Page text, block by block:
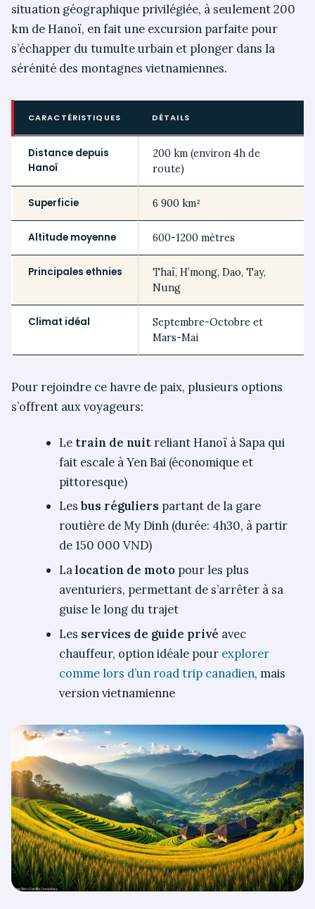
situation géographique privilégiée, à seulement 200
km de Hanoï, en fait une excursion parfaite pour
s’échapper du tumulte urbain et plonger dans la
sérénité des montagnes vietnamiennes.
CARACTÉRISTIQUES DÉTAILS
Distance depuis
Hanoï
200 km (environ 4h de
route)
Superficie 6 900 km²
Altitude moyenne 600-1200 mètres
Principales ethnies
Thaï, H’mong, Dao, Tay,
Nung
Climat idéal
Septembre-Octobre et
Mars-Mai
Pour rejoindre ce havre de paix, plusieurs options
s’offrent aux voyageurs:
Le train de nuit reliant Hanoï à Sapa qui
fait escale à Yen Bai (économique et
pittoresque)
Lesbus réguliers partant de la gare
routière de My Dinh (durée: 4h30, à partir
de 150 000 VND)
Lalocation de moto pour les plus
aventuriers, permettant de s’arrêter à sa
guise le long du trajet
Les services de guide privé avec
chauffeur, option idéale pour explorer
comme lors d’un road trip canadien, mais
version vietnamienne